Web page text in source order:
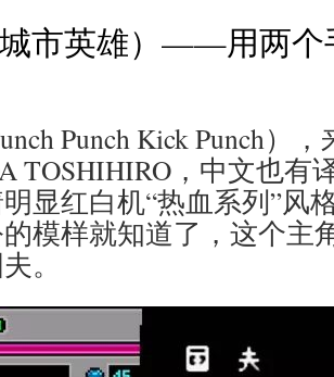
城市英雄）——用两个
Punch Kick Punch）
TOSHIHIRO，中文也有
显红白机“热血系列”风
模样就知道了，这个主
。